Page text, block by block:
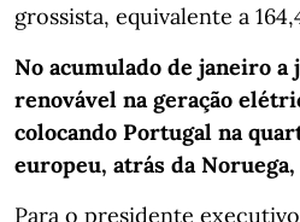
grossista, equivalente a
No acumulado de janeiro a
renovável na geração
colocando Portugal na
europeu, atrás da
Para o presidente